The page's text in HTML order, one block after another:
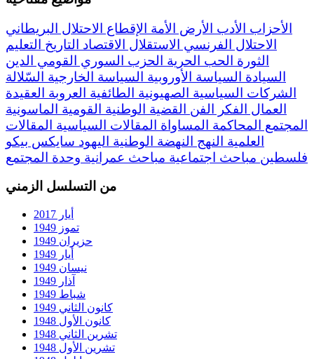
الأحزاب
الأدب الأرض الأمة الإقطاع
الاحتلال البريطاني
الاحتلال الفرنسي
الاستقلال الاقتصاد التاريخ
التعليم
الثورة
الحب الحرية الحزب السوري القومي
الدين
السيادة
السياسة الأوروبية السياسة الخارجية
السّلالة
الشركات السياسية
الصهيونية الطائفية العروبة
العقيدة
العمال
الفكر الفن القضية الوطنية القومية
الماسونية
المجتمع
المحاكمة المساواة المقالات السياسية
المقالات
العلمية
النهج النهضة الوطنية اليهود سايكس بيكو
فلسطين مباحث اجتماعية مباحث عمرانية وحدة المجتمع
من التسلسل الزمني
أيار 2017
تموز 1949
حزيران 1949
أيار 1949
نيسان 1949
آذار 1949
شباط 1949
كانون الثاني 1949
كانون الأول 1948
تشرين الثاني 1948
تشرين الأول 1948